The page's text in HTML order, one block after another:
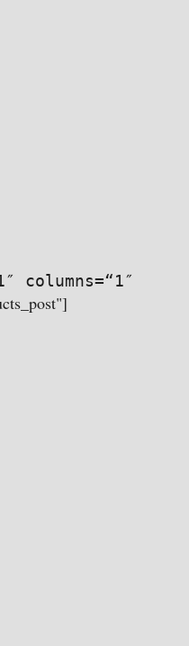
columns=“1″